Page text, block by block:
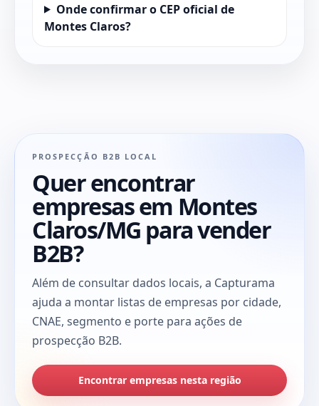
Onde confirmar o CEP oficial de
Montes Claros?
PROSPECÇÃO B2B LOCAL
Quer encontrar
empresas em Montes
Claros/MG para vender
B2B?
Além de consultar dados locais, a Capturama
ajuda a montar listas de empresas por cidade,
CNAE, segmento e porte para ações de
prospecção B2B.
Encontrar empresas nesta região